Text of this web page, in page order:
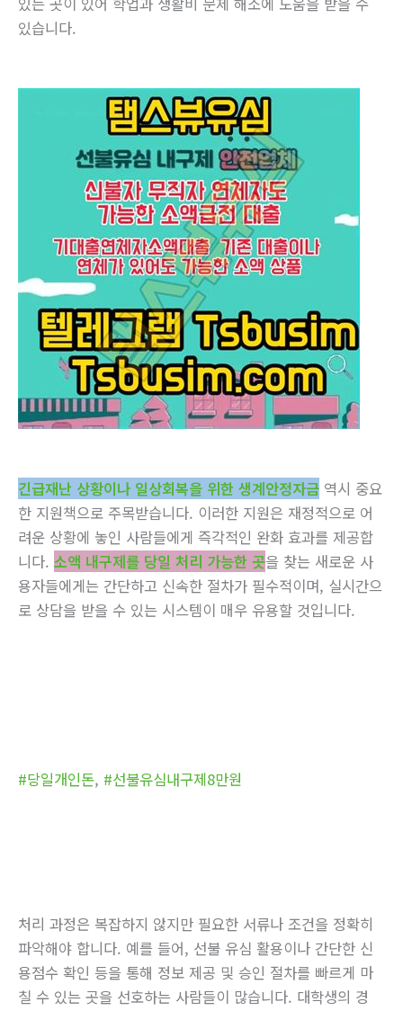
있습니다.
긴급재난 상황이나 일상회복을 위한 생계안정자금 역시 중요
한 지원책으로 주목받습니다. 이러한 지원은 재정적으로 어
려운 상황에 놓인 사람들에게 즉각적인 완화 효과를 제공합
니다. 소액 내구제를 당일 처리 가능한 곳을 찾는 새로운 사
용자들에게는 간단하고 신속한 절차가 필수적이며, 실시간으
로 상담을 받을 수 있는 시스템이 매우 유용할 것입니다.
#당일개인돈, #선불유심내구제8만원
처리 과정은 복잡하지 않지만 필요한 서류나 조건을 정확히
파악해야 합니다. 예를 들어, 선불 유심 활용이나 간단한 신
용점수 확인 등을 통해 정보 제공 및 승인 절차를 빠르게 마
칠 수 있는 곳을 선호하는 사람들이 많습니다. 대학생의 경